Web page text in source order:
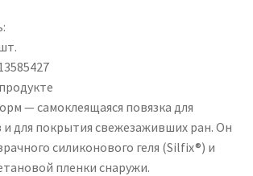
— самоклеящаяся повязка для
и для покрытия свежезаживших ран. Он
силиконового геля (Silfix®) и
пленки снаружи.